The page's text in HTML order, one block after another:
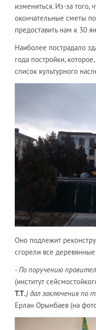
измениться. Из-за того,
окончательные сметы
предоставить нам к 30
Наиболее пострадало
года постройки,
список культурного
Оно подлежит
сгорели все
- По поручению
(институт
Т.Т.) дал заключения по
Ерлан Орынбаев (на